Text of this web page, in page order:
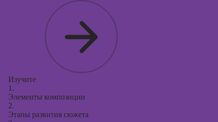
Изучите
1.
Элементы композиции
2.
Этапы развития сюжета